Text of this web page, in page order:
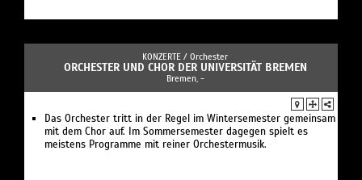
KONZERTE / Orchester
ORCHESTER UND CHOR DER UNIVERSITÄT BREMEN
Bremen, -
Das Orchester tritt in der Regel im Wintersemester gemeinsam
mit dem Chor auf. Im Sommersemester dagegen spielt es
meistens Programme mit reiner Orchestermusik.